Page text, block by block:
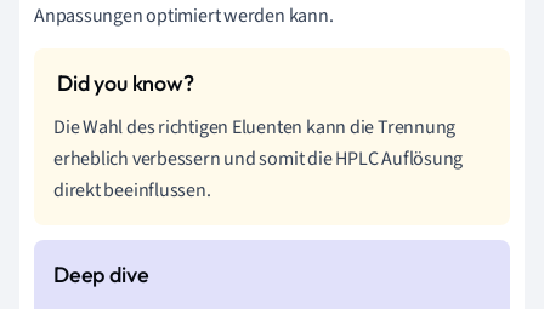
Anpassungen optimiert werden kann.
Die Wahl des richtigen Eluenten kann die Trennung
erheblich verbessern und somit die HPLC Auflösung
direkt beeinflussen.